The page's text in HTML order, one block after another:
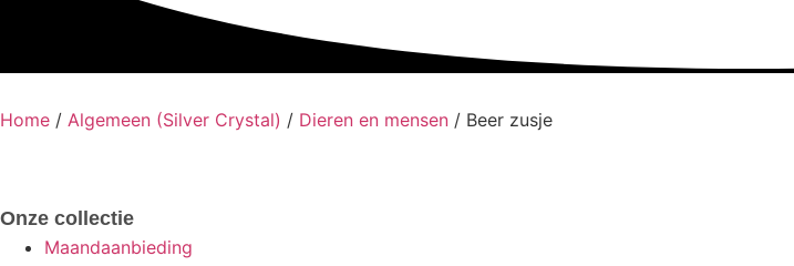
Home / Algemeen (Silver Crystal) / Dieren en mensen / Beer zusje
Onze collectie
Maandaanbieding